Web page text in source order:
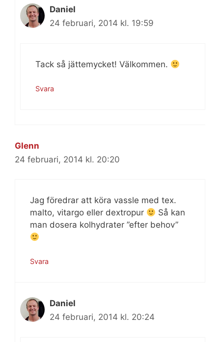
Daniel
24 februari, 2014 kl. 19:59
Tack så jättemycket! Välkommen.
Svara
Glenn
24 februari, 2014 kl. 20:20
Jag föredrar att köra vassle med tex.
malto, vitargo eller dextropur
Så kan
man dosera kolhydrater ”efter behov”
Svara
Daniel
24 februari, 2014 kl. 20:24